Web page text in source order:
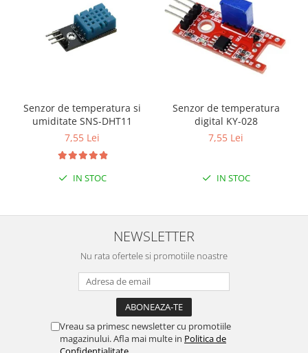
Senzor de temperatura si
umiditate SNS-DHT11
7,55 Lei
IN STOC
Senzor de temperatura
digital KY-028
7,55 Lei
IN STOC
NEWSLETTER
Nu rata ofertele si promotiile noastre
Vreau sa primesc newsletter cu promotiile
magazinului. Afla mai multe in Politica de